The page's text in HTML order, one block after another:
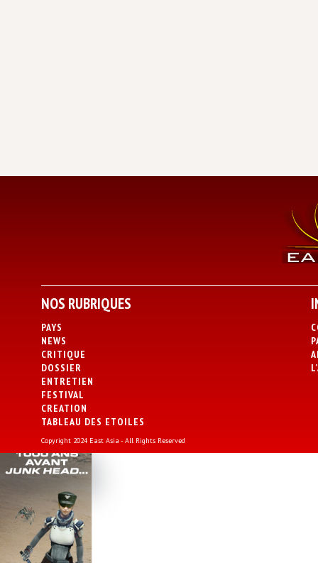
NOS RUBRIQUES
PAYS
NEWS
CRITIQUE
DOSSIER
ENTRETIEN
FESTIVAL
CREATION
TABLEAU DES ETOILES
Copyright 2024 East Asia - All Rights Reserved